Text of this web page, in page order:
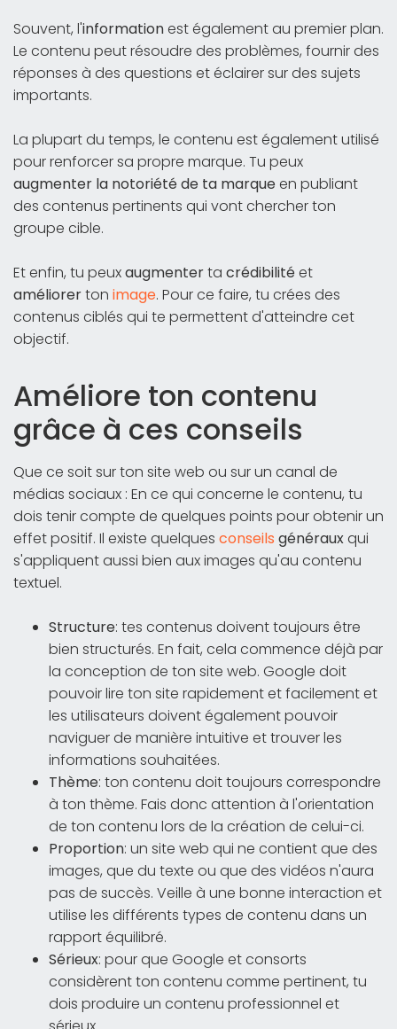
Souvent, l'informationest également au premier plan.
Le contenu peut résoudre des problèmes, fournir des
réponses à des questions et éclairer sur des sujets
importants.
La plupart du temps, le contenu est également utilisé
pour renforcer sa propre marque. Tu peux
augmenter la notoriété de ta marqueen publiant
des contenus pertinents qui vont chercher ton
groupe cible.
Et enfin, tu peuxaugmenterta crédibilitéet
améliorerton image. Pour ce faire, tu crées des
contenus ciblés qui te permettent d'atteindre cet
objectif.
Améliore ton contenu
grâce à ces conseils
Que ce soit sur ton site web ou sur un canal de
médias sociaux : En ce qui concerne le contenu, tu
dois tenir compte de quelques points pour obtenir un
effet positif. Il existe quelques conseils générauxqui
s'appliquent aussi bien aux images qu'au contenu
textuel.
Structure: tes contenus doivent toujours être
bien structurés. En fait, cela commence déjà par
la conception de ton site web. Google doit
pouvoir lire ton site rapidement et facilement et
les utilisateurs doivent également pouvoir
naviguer de manière intuitive et trouver les
informations souhaitées.
Thème: ton contenu doit toujours correspondre
à ton thème. Fais donc attention à l'orientation
de ton contenu lors de la création de celui-ci.
Proportion: un site web qui ne contient que des
images, que du texte ou que des vidéos n'aura
pas de succès. Veille à une bonne interaction et
utilise les différents types de contenu dans un
rapport équilibré.
Sérieux: pour que Google et consorts
considèrent ton contenu comme pertinent, tu
dois produire un contenu professionnel et